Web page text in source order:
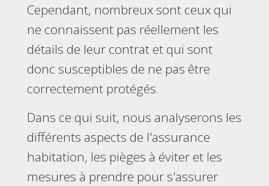
Cependant, nombreux sont ceux qui
ne connaissent pas réellement les
détails de leur contrat et qui sont
donc susceptibles de ne pas être
correctement protégés.
Dans ce qui suit, nous analyserons les
différents aspects de l'assurance
habitation, les pièges à éviter et les
mesures à prendre pour s'assurer